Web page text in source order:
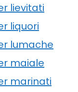
lievitati
liquori
lumache
maiale
marinati